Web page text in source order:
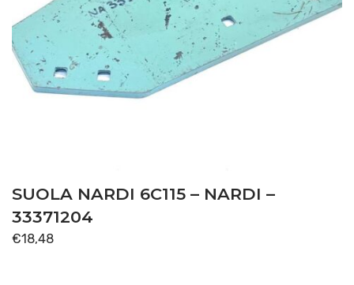
SUOLA NARDI 6C115 – NARDI –
33371204
€18,48